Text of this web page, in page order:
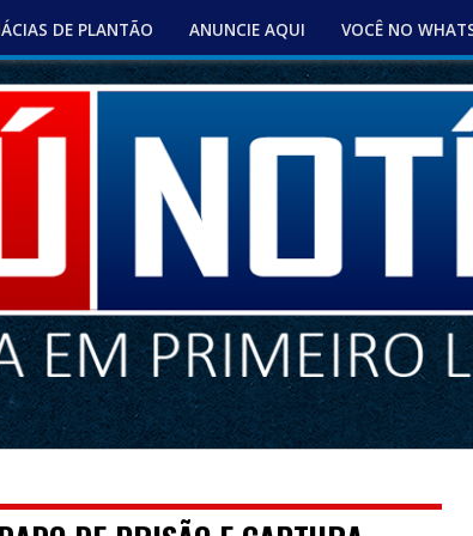
DE PLANTÃO ANUNCIE AQUI VOCÊ NO